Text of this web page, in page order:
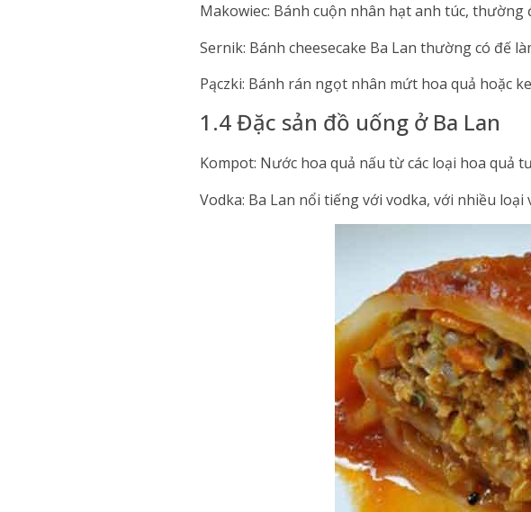
Makowiec: Bánh cuộn nhân hạt anh túc, thường
Sernik: Bánh cheesecake Ba Lan thường có đế
Pączki: Bánh rán ngọt nhân mứt hoa quả hoặc
1.4 Đặc sản đồ uống ở Ba Lan
Kompot: Nước hoa quả nấu từ các loại hoa quả
Vodka: Ba Lan nổi tiếng với vodka, với nhiều